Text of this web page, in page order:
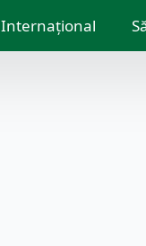
Internațional